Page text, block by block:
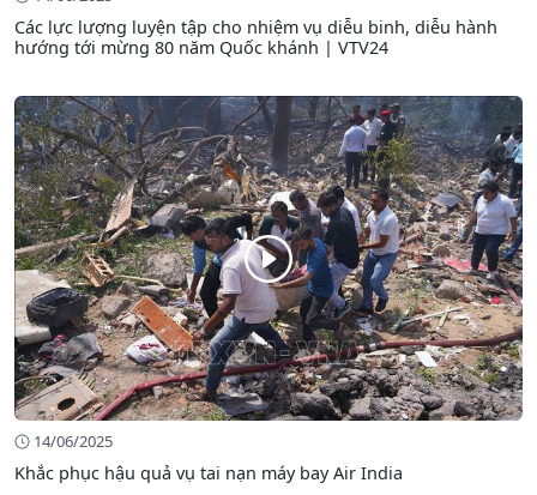
Các lực lượng luyện tập cho nhiệm vụ diễu binh, diễu hành
hướng tới mừng 80 năm Quốc khánh | VTV24
14/06/2025
Khắc phục hậu quả vụ tai nạn máy bay Air India